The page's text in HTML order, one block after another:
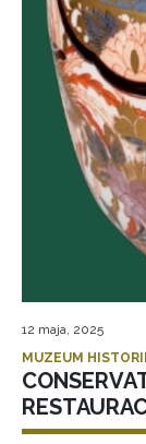
12 maja, 2025
MUZEUM